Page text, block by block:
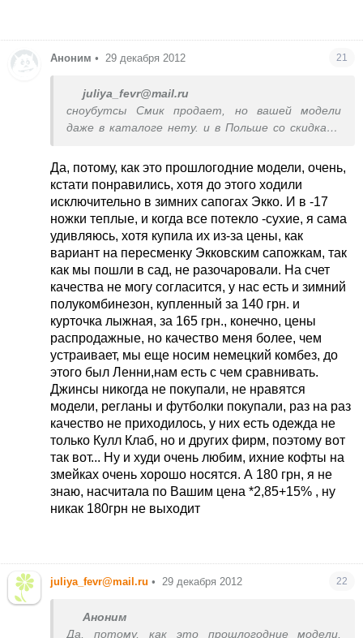
Аноним • 29 декабря 2012 21
juliya_fevr@mail.ru
сноубутсы Смик продает, но вашей модели
даже в каталоге нету. и в Польше со скидками
продают здесь соответствует европейскому
качеству... ассортимент, качество товаров в
украинском Смике отличается от польского
Смика
Да, потому, как это прошлогодние модели, очень,
кстати понравились, хотя до этого ходили
исключительно в зимних сапогах Экко. И в -17
ножки теплые, и когда все потекло -сухие, я сама
удивляюсь, хотя купила их из-за цены, как
вариант на пересменку Экковским сапожкам, так
как мы пошли в сад, не разочаровали. На счет
качества не могу согласится, у нас есть и зимний
полукомбинезон, купленный за 140 грн. и
курточка лыжная, за 165 грн., конечно, цены
распродажные, но качество меня более, чем
устраивает, мы еще носим немецкий комбез, до
этого был Ленни,нам есть с чем сравнивать.
Джинсы никогда не покупали, не нравятся
модели, регланы и футболки покупали, раз на раз
качество не приходилось, у них есть одежда не
только Кулл Клаб, но и других фирм, поэтому вот
так вот... Ну и худи очень любим, ихние кофты на
змейках очень хорошо носятся. А 180 грн, я не
знаю, насчитала по Вашим цена *2,85+15% , ну
никак 180грн не выходит
juliya_fevr@mail.ru • 29 декабря 2012 22
Аноним
Да, потому, как это прошлогодние модели,